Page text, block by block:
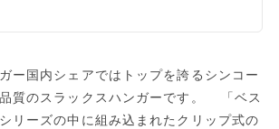
ー国内シェアではトップを誇るシンコー
質のスラックスハンガーです。 「ベス
リーズの中に組み込まれたクリップ式の